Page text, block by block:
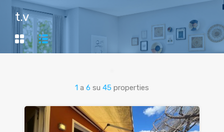
t.v
1 a 6 su 45 properties